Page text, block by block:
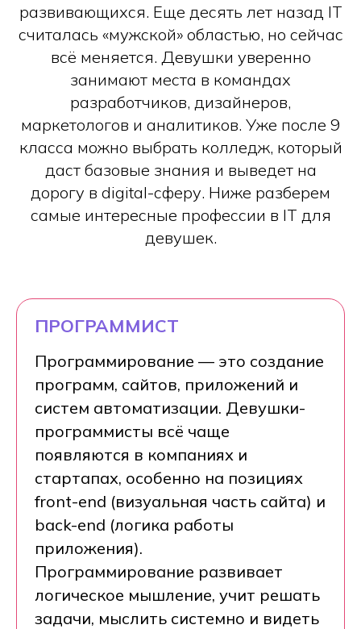
развивающихся. Еще десять лет назад IT
считалась «мужской» областью, но сейчас
всё меняется. Девушки уверенно
занимают места в командах
разработчиков, дизайнеров,
маркетологов и аналитиков. Уже после 9
класса можно выбрать колледж, который
даст базовые знания и выведет на
дорогу в digital-сферу. Ниже разберем
самые интересные профессии в IT для
девушек.
ПРОГРАММИСТ
Программирование — это создание
программ, сайтов, приложений и
систем автоматизации. Девушки-
программисты всё чаще
появляются в компаниях и
стартапах, особенно на позициях
front-end (визуальная часть сайта) и
back-end (логика работы
приложения).
Программирование развивает
логическое мышление, учит решать
задачи, мыслить системно и видеть